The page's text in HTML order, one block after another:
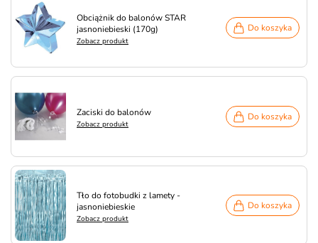
Obciążnik do balonów STAR
jasnoniebieski (170g)
Zobacz produkt
Do koszyka
Zaciski do balonów
Zobacz produkt
Do koszyka
Tło do fotobudki z lamety -
jasnoniebieskie
Zobacz produkt
Do koszyka